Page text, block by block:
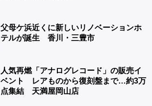
父母ケ浜近くに新しいリノベーションホ
テルが誕生 香川・三豊市
人気再燃「アナログレコード」の販売イ
ベント レアものから復刻盤まで…約3万
点集結 天満屋岡山店